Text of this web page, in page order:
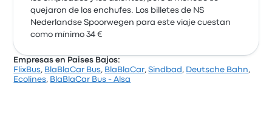
quejaron de los enchufes. Los billetes de NS
Nederlandse Spoorwegen para este viaje cuestan
como mínimo 34 €
Empresas en Paises Bajos:
FlixBus, BlaBlaCar Bus, BlaBlaCar,Sindbad , Deutsche Bahn,
Ecolines, BlaBlaCar Bus - Alsa